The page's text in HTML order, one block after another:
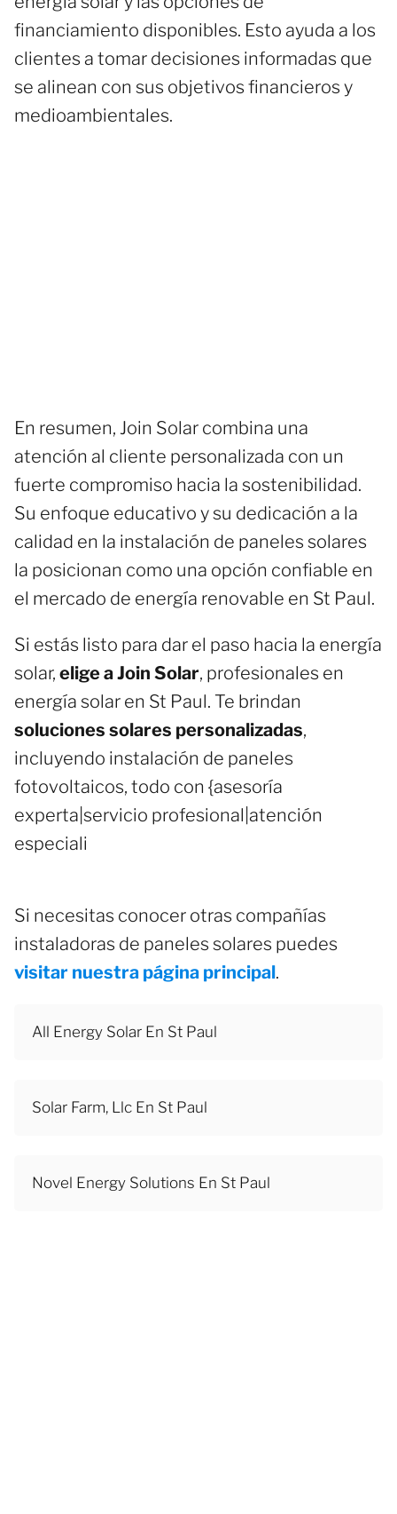
financiamiento disponibles. Esto ayuda a los
clientes a tomar decisiones informadas que
se alinean con sus objetivos financieros y
medioambientales.
En resumen, Join Solar combina una
atención al cliente personalizada con un
fuerte compromiso hacia la sostenibilidad.
Su enfoque educativo y su dedicación a la
calidad en la instalación de paneles solares
la posicionan como una opción confiable en
el mercado de energía renovable en St Paul.
Si estás listo para dar el paso hacia la energía
solar, elige a Join Solar, profesionales en
energía solar en St Paul. Te brindan
soluciones solares personalizadas,
incluyendo instalación de paneles
fotovoltaicos, todo con {asesoría
experta|servicio profesional|atención
especiali
Si necesitas conocer otras compañías
instaladoras de paneles solares puedes
visitar nuestra página principal.
All Energy Solar En St Paul
Solar Farm, Llc En St Paul
Novel Energy Solutions En St Paul